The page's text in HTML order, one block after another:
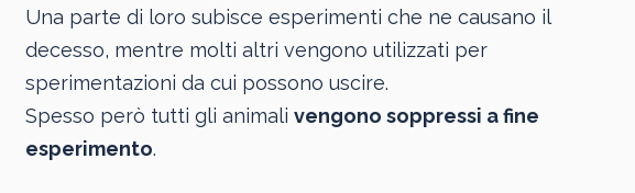
Una parte di loro subisce esperimenti che ne causano il
decesso, mentre molti altri vengono utilizzati per
sperimentazioni da cui possono uscire.
Spesso però tutti gli animali vengono soppressi a fine
esperimento.